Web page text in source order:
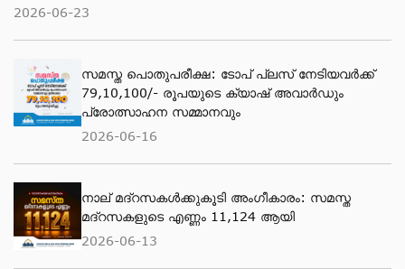
2026-06-23
സമസ്ത പൊതുപരീക്ഷ: ടോപ് പ്ലസ് നേടിയവര്‍ക്ക്
79,10,100/- രൂപയുടെ ക്യാഷ് അവാര്‍ഡും
പ്രോത്സാഹന സമ്മാനവും
2026-06-16
നാല് മദ്‌റസകൾക്കുകൂടി അംഗീകാരം: സമസ്ത
മദ്‌റസകളുടെ എണ്ണം 11,124 ആയി
2026-06-13